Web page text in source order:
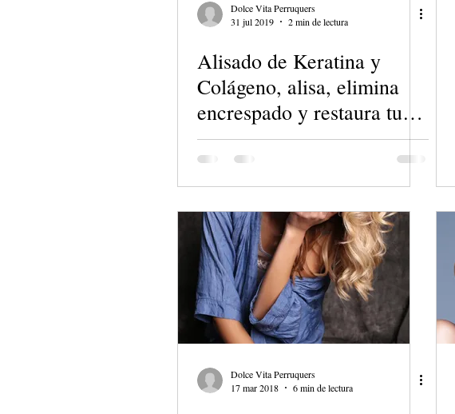
Dolce Vita Perruquers
31 jul 2019
2 min de lectura
Alisado de Keratina y
Colágeno, alisa, elimina
encrespado y restaura tu
cabello en un solo paso
Dolce Vita Perruquers
17 mar 2018
6 min de lectura